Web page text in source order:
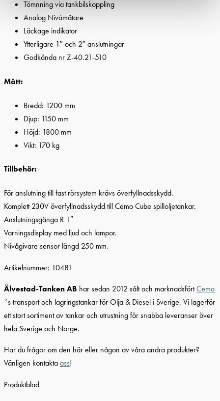
Tömnning via tankbilskoppling
Analog Nivåmätare
Läckage indikator
Ytterligare 1″ och 2″ anslutningar
Godkända nr Z-40.21-510
Mått:
Bredd: 1200 mm
Djup: 1150 mm
Höjd: 1800 mm
Vikt: 170 kg
Tillbehör:
För anslutning till fast rörsystem krävs överfyllnadsskydd.
Komplett 230V överfyllnadsskydd till Cemo Cube spilloljetankar.
Anslutningsgänga R 1″
Varningsdisplay med ljud och lampor.
Nivågivare sensor längd 250 mm.
Artikelnummer: 10481
Älvestad-Tanken AB har sedan 2012 sålt och marknadsförtCemo
´s transport och lagringstankar för Olja & Diesel i Sverige. Vi lagerför
ett stort sortiment av tankar och utrustning för snabba leveranser över
hela Sverige och Norge.
Har du frågor om den här eller någon av våra andra produkter?
Vänligen kontaktaoss!
Produktblad